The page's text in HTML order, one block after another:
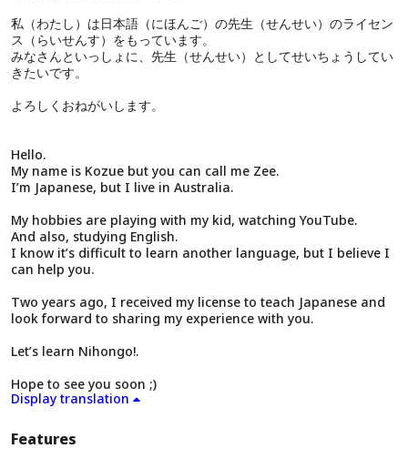
私（わたし）は日本語（にほんご）の先生（せんせい）のライセン
ス（らいせんす）をもっています。
みなさんといっしょに、先生（せんせい）としてせいちょうしてい
きたいです。
よろしくおねがいします。
Hello.
My name is Kozue but you can call me Zee.
I’m Japanese, but I live in Australia.
My hobbies are playing with my kid, watching YouTube.
And also, studying English.
I know it’s difficult to learn another language, but I believe I
can help you.
Two years ago, I received my license to teach Japanese and
look forward to sharing my experience with you.
Let’s learn Nihongo!.
Hope to see you soon ;)
Display translation
Features